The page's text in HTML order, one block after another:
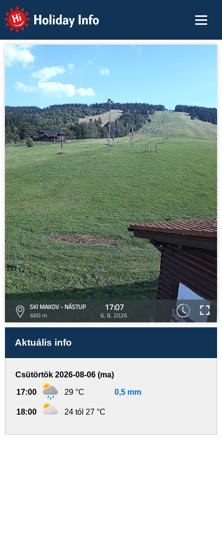
Holiday Info
SKI MAKOV - NÁSTUP
660 m
17:07
6. 8. 2026
Aktuális info
Csütörtök 2026-08-06 (ma)
17:00 29 °C 0,5 mm
18:00 24 tól 27 °C